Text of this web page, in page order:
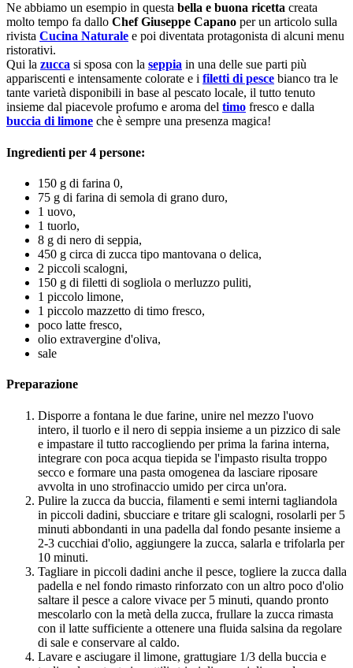
Ne abbiamo un esempio in questa bella e buona ricetta creata
molto tempo fa dallo Chef Giuseppe Capano per un articolo sulla
rivista Cucina Naturale e poi diventata protagonista di alcuni menu
ristorativi.
Qui la zucca si sposa con la seppia in una delle sue parti più
appariscenti e intensamente colorate e i filetti di pesce bianco tra le
tante varietà disponibili in base al pescato locale, il tutto tenuto
insieme dal piacevole profumo e aroma del timo fresco e dalla
buccia di limone che è sempre una presenza magica!
Ingredienti per 4 persone:
150 g di farina 0,
75 g di farina di semola di grano duro,
1 uovo,
1 tuorlo,
8 g di nero di seppia,
450 g circa di zucca tipo mantovana o delica,
2 piccoli scalogni,
150 g di filetti di sogliola o merluzzo puliti,
1 piccolo limone,
1 piccolo mazzetto di timo fresco,
poco latte fresco,
olio extravergine d'oliva,
sale
Preparazione
Disporre a fontana le due farine, unire nel mezzo l'uovo
intero, il tuorlo e il nero di seppia insieme a un pizzico di sale
e impastare il tutto raccogliendo per prima la farina interna,
integrare con poca acqua tiepida se l'impasto risulta troppo
secco e formare una pasta omogenea da lasciare riposare
avvolta in uno strofinaccio umido per circa un'ora.
Pulire la zucca da buccia, filamenti e semi interni tagliandola
in piccoli dadini, sbucciare e tritare gli scalogni, rosolarli per 5
minuti abbondanti in una padella dal fondo pesante insieme a
2-3 cucchiai d'olio, aggiungere la zucca, salarla e trifolarla per
10 minuti.
Tagliare in piccoli dadini anche il pesce, togliere la zucca dalla
padella e nel fondo rimasto rinforzato con un altro poco d'olio
saltare il pesce a calore vivace per 5 minuti, quando pronto
mescolarlo con la metà della zucca, frullare la zucca rimasta
con il latte sufficiente a ottenere una fluida salsina da regolare
di sale e conservare al caldo.
Lavare e asciugare il limone, grattugiare 1/3 della buccia e